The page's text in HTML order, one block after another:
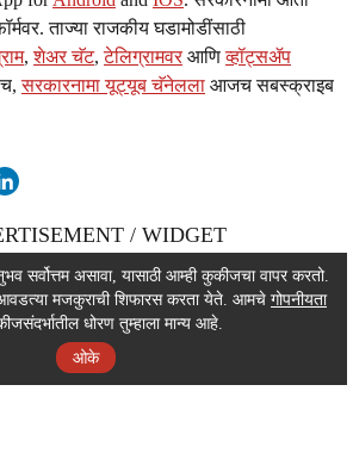
ताज्या राजकीय घडामोडींसाठी
,शेअर चॅट,टेलिग्रामवर आणिव्हॉट्सॲप
सरकारनामा यूट्यूब चॅनेलला आजच सबस्क्राइब
/ WIDGET
/ WIDGET
/ WIDGET
सर्वोत्तम असावा, यासाठी आम्ही कुकीजचा वापर करतो.
मजकुराची शिफारस करता येते. आमचे गोपनीयता
धोरण तुम्हाला मान्य आहे.
ओके